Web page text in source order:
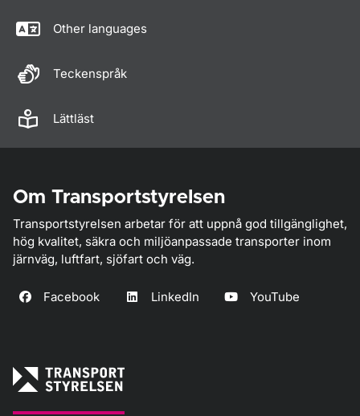
Other languages
Teckenspråk
Lättläst
Om Transportstyrelsen
Transportstyrelsen arbetar för att uppnå god tillgänglighet,
hög kvalitet, säkra och miljöanpassade transporter inom
järnväg, luftfart, sjöfart och väg.
Facebook LinkedIn YouTube